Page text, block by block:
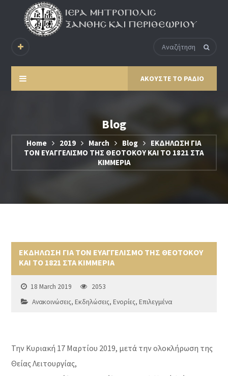
ΑΚΟΥΣΤΕ ΤΟ ΡΑΔΙΟ
Blog
Home 2019 March Blog
ΕΚΔΗΛΩΣΗ ΓΙΑ
ΤΟΝ ΕΥΑΓΓΕΛΙΣΜΟ ΤΗΣ ΘΕΟΤΟΚΟΥ ΚΑΙ ΤΟ 1821 ΣΤΑ
ΚΙΜΜΕΡΙΑ
ΕΚΔΗΛΩΣΗ ΓΙΑ ΤΟΝ ΕΥΑΓΓΕΛΙΣΜΟ ΤΗΣ ΘΕΟΤΟΚΟΥ
ΚΑΙ ΤΟ 1821 ΣΤΑ ΚΙΜΜΕΡΙΑ
18 March 2019
2053
Ανακοινώσεις,Εκδηλώσεις,Ενορίες,Επιλεγμένα
Την Κυριακή 17 Μαρτίου 2019, μετά την ολοκλήρωση της
Θείας Λειτουργίας,